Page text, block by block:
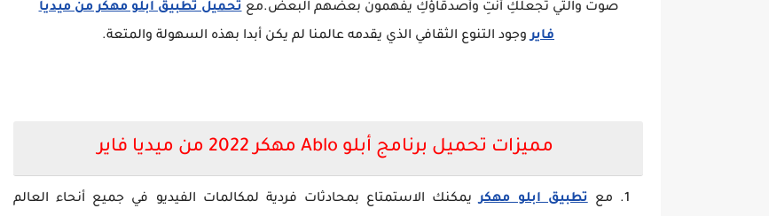
صوت والتي تجعلكِ أنتِ وأصدقاؤكِ يفهمون بعضهم البعض.معتحميل تطبيق ابلو مهكر من ميديا
فايروجود التنوع الثقافي الذي يقدمه عالمنا لم يكن أبدا بهذه السهولة والمتعة.
مميزات تحميل برنامج أبلو Ablo مهكر 2022 من ميديا فاير
معتطبيق ابلو مهكريمكنك الاستمتاع بمحادثات فردية لمكالمات الفيديو في جميع أنحاء العالم